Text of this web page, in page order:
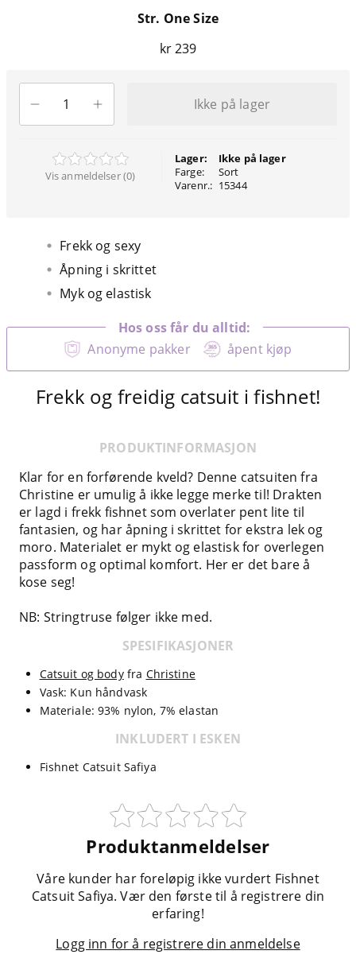
Str. One Size
kr 239
Ikke på lager
Vis anmeldelser (0)
Lager:
Farge:
Varenr.:
Ikke på lager
Sort
15344
Frekk og sexy
Åpning i skrittet
Myk og elastisk
Anonyme pakker åpent kjøp
Hos oss får du alltid:
Frekk og freidig catsuit i fishnet!
PRODUKTINFORMASJON
Klar for en forførende kveld? Denne catsuiten fra
Christine er umulig å ikke legge merke til! Drakten
er lagd i frekk fishnet som overlater pent lite til
fantasien, og har åpning i skrittet for ekstra lek og
moro. Materialet er mykt og elastisk for overlegen
passform og optimal komfort. Her er det bare å
kose seg!
NB: Stringtruse følger ikke med.
SPESIFIKASJONER
Catsuit og bodyfra Christine
Vask: Kun håndvask
Materiale: 93% nylon, 7% elastan
INKLUDERT I ESKEN
Fishnet Catsuit Safiya
Produktanmeldelser
Våre kunder har foreløpig ikke vurdert Fishnet
Catsuit Safiya. Vær den første til å registrere din
erfaring!
Logg inn for å registrere din anmeldelse